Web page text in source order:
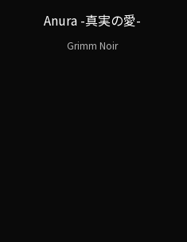
Anura -真実の愛-
Grimm Noir